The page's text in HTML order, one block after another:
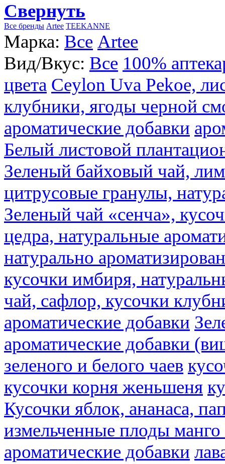
Свернуть
Все бренды Artee TEEKANNE
Марка: Все Artee
Вид/Вкус: Все 100%
цвета Ceylon Uva Pekoe,
клубники, ягоды черной
ароматические добавки
Белый листовой
Зеленый байховый чай,
цитрусовые гранулы,
Зеленый чай «сенча»,
цедра, натуральные
натурально
кусочки имбиря,
чай, сафлор, кусочки
ароматические добавки
ароматические добавки
зеленого и белого чаев
кусочки корня женьшеня
Кусочки яблок, ананаса,
измельченные плоды
ароматические добавки